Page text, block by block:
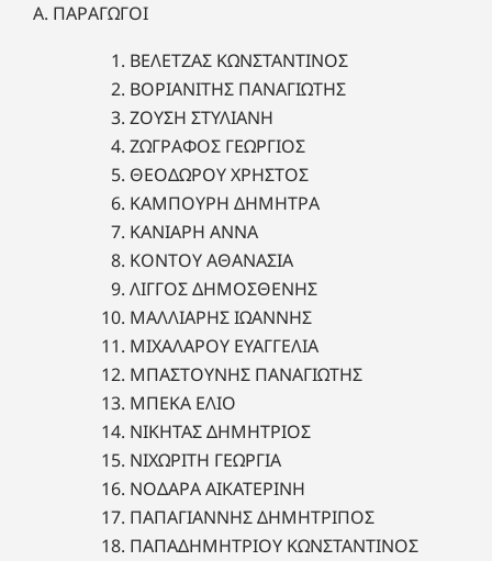
Α. ΠΑΡΑΓΩΓΟΙ
ΒΕΛΕΤΖΑΣ ΚΩΝΣΤΑΝΤΙΝΟΣ
ΒΟΡΙΑΝΙΤΗΣ ΠΑΝΑΓΙΩΤΗΣ
ΖΟΥΣΗ ΣΤΥΛΙΑΝΗ
ΖΩΓΡΑΦΟΣ ΓΕΩΡΓΙΟΣ
ΘΕΟΔΩΡΟΥ ΧΡΗΣΤΟΣ
ΚΑΜΠΟΥΡΗ ΔΗΜΗΤΡΑ
ΚΑΝΙΑΡΗ ΑΝΝΑ
ΚΟΝΤΟΥ ΑΘΑΝΑΣΙΑ
ΛΙΓΓΟΣ ΔΗΜΟΣΘΕΝΗΣ
ΜΑΛΛΙΑΡΗΣ ΙΩΑΝΝΗΣ
ΜΙΧΑΛΑΡΟΥ ΕΥΑΓΓΕΛΙΑ
ΜΠΑΣΤΟΥΝΗΣ ΠΑΝΑΓΙΩΤΗΣ
ΜΠΕΚΑ ΕΛΙΟ
ΝΙΚΗΤΑΣ ΔΗΜΗΤΡΙΟΣ
ΝΙΧΩΡΙΤΗ ΓΕΩΡΓΙΑ
ΝΟΔΑΡΑ ΑΙΚΑΤΕΡΙΝΗ
ΠΑΠΑΓΙΑΝΝΗΣ ΔΗΜΗΤΡΙΠΟΣ
ΠΑΠΑΔΗΜΗΤΡΙΟΥ ΚΩΝΣΤΑΝΤΙΝΟΣ